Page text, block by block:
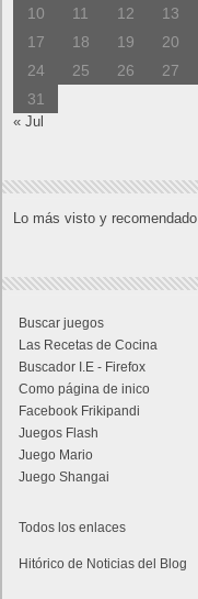
10
11 12 13
17
18 19 20
24
25 26 27
31
« Jul
Lo más visto y recomendado
Buscar juegos
Las Recetas de Cocina
Buscador I.E - Firefox
Como página de inico
Facebook Frikipandi
Juegos Flash
Juego Mario
Juego Shangai
Todos los enlaces
Hitórico de Noticias del Blog